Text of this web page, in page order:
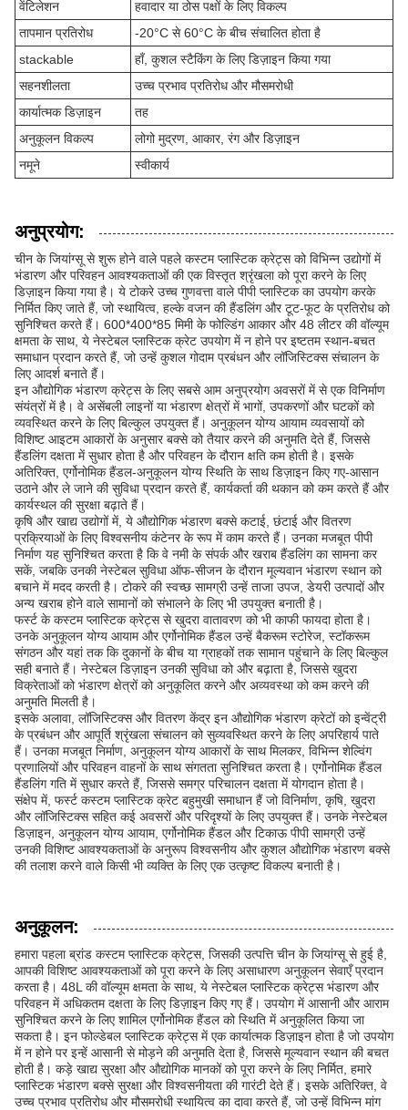
वेंटिलेशन
हवादार या ठोस पक्षों के लिए विकल्प
तापमान प्रतिरोध
-20°C से 60°C के बीच संचालित होता है
stackable
हाँ, कुशल स्टैकिंग के लिए डिज़ाइन किया गया
सहनशीलता
उच्च प्रभाव प्रतिरोध और मौसमरोधी
कार्यात्मक डिज़ाइन
तह
अनुकूलन विकल्प
लोगो मुद्रण, आकार, रंग और डिज़ाइन
नमूने
स्वीकार्य
अनुप्रयोग:
चीन के जियांग्सू से शुरू होने वाले पहले कस्टम प्लास्टिक क्रेट्स को विभिन्न उद्योगों में
भंडारण और परिवहन आवश्यकताओं की एक विस्तृत श्रृंखला को पूरा करने के लिए
डिज़ाइन किया गया है। ये टोकरे उच्च गुणवत्ता वाले पीपी प्लास्टिक का उपयोग करके
निर्मित किए जाते हैं, जो स्थायित्व, हल्के वजन की हैंडलिंग और टूट-फूट के प्रतिरोध को
सुनिश्चित करते हैं। 600*400*85 मिमी के फोल्डिंग आकार और 48 लीटर की वॉल्यूम
क्षमता के साथ, ये नेस्टेबल प्लास्टिक क्रेट उपयोग में न होने पर इष्टतम स्थान-बचत
समाधान प्रदान करते हैं, जो उन्हें कुशल गोदाम प्रबंधन और लॉजिस्टिक्स संचालन के
लिए आदर्श बनाते हैं।
इन औद्योगिक भंडारण क्रेट्स के लिए सबसे आम अनुप्रयोग अवसरों में से एक विनिर्माण
संयंत्रों में है। वे असेंबली लाइनों या भंडारण क्षेत्रों में भागों, उपकरणों और घटकों को
व्यवस्थित करने के लिए बिल्कुल उपयुक्त हैं। अनुकूलन योग्य आयाम व्यवसायों को
विशिष्ट आइटम आकारों के अनुसार बक्से को तैयार करने की अनुमति देते हैं, जिससे
हैंडलिंग दक्षता में सुधार होता है और परिवहन के दौरान क्षति कम होती है। इसके
अतिरिक्त, एर्गोनोमिक हैंडल-अनुकूलन योग्य स्थिति के साथ डिज़ाइन किए गए-आसान
उठाने और ले जाने की सुविधा प्रदान करते हैं, कार्यकर्ता की थकान को कम करते हैं और
कार्यस्थल की सुरक्षा बढ़ाते हैं।
कृषि और खाद्य उद्योगों में, ये औद्योगिक भंडारण बक्से कटाई, छंटाई और वितरण
प्रक्रियाओं के लिए विश्वसनीय कंटेनर के रूप में काम करते हैं। उनका मजबूत पीपी
निर्माण यह सुनिश्चित करता है कि वे नमी के संपर्क और खराब हैंडलिंग का सामना कर
सकें, जबकि उनकी नेस्टेबल सुविधा ऑफ-सीजन के दौरान मूल्यवान भंडारण स्थान को
बचाने में मदद करती है। टोकरे की स्वच्छ सामग्री उन्हें ताजा उपज, डेयरी उत्पादों और
अन्य खराब होने वाले सामानों को संभालने के लिए भी उपयुक्त बनाती है।
फर्स्ट के कस्टम प्लास्टिक क्रेट्स से खुदरा वातावरण को भी काफी फायदा होता है।
उनके अनुकूलन योग्य आयाम और एर्गोनोमिक हैंडल उन्हें बैकरूम स्टोरेज, स्टॉकरूम
संगठन और यहां तक ​​कि दुकानों के बीच या ग्राहकों तक सामान पहुंचाने के लिए बिल्कुल
सही बनाते हैं। नेस्टेबल डिज़ाइन उनकी सुविधा को और बढ़ाता है, जिससे खुदरा
विक्रेताओं को भंडारण क्षेत्रों को अनुकूलित करने और अव्यवस्था को कम करने की
अनुमति मिलती है।
इसके अलावा, लॉजिस्टिक्स और वितरण केंद्र इन औद्योगिक भंडारण क्रेटों को इन्वेंट्री
के प्रबंधन और आपूर्ति श्रृंखला संचालन को सुव्यवस्थित करने के लिए अपरिहार्य पाते
हैं। उनका मजबूत निर्माण, अनुकूलन योग्य आकारों के साथ मिलकर, विभिन्न शेल्विंग
प्रणालियों और परिवहन वाहनों के साथ संगतता सुनिश्चित करता है। एर्गोनोमिक हैंडल
हैंडलिंग गति में सुधार करते हैं, जिससे समग्र परिचालन दक्षता में योगदान होता है।
संक्षेप में, फर्स्ट कस्टम प्लास्टिक क्रेट बहुमुखी समाधान हैं जो विनिर्माण, कृषि, खुदरा
और लॉजिस्टिक्स सहित कई अवसरों और परिदृश्यों के लिए उपयुक्त हैं। उनके नेस्टेबल
डिज़ाइन, अनुकूलन योग्य आयाम, एर्गोनोमिक हैंडल और टिकाऊ पीपी सामग्री उन्हें
उनकी विशिष्ट आवश्यकताओं के अनुरूप विश्वसनीय और कुशल औद्योगिक भंडारण बक्से
की तलाश करने वाले किसी भी व्यक्ति के लिए एक उत्कृष्ट विकल्प बनाती है।
अनुकूलन:
हमारा पहला ब्रांड कस्टम प्लास्टिक क्रेट्स, जिसकी उत्पत्ति चीन के जियांग्सू से हुई है,
आपकी विशिष्ट आवश्यकताओं को पूरा करने के लिए असाधारण अनुकूलन सेवाएँ प्रदान
करता है। 48L की वॉल्यूम क्षमता के साथ, ये नेस्टेबल प्लास्टिक क्रेट्स भंडारण और
परिवहन में अधिकतम दक्षता के लिए डिज़ाइन किए गए हैं। उपयोग में आसानी और आराम
सुनिश्चित करने के लिए शामिल एर्गोनोमिक हैंडल को स्थिति में अनुकूलित किया जा
सकता है। इन फोल्डेबल प्लास्टिक क्रेट्स में एक कार्यात्मक डिज़ाइन होता है जो उपयोग
में न होने पर इन्हें आसानी से मोड़ने की अनुमति देता है, जिससे मूल्यवान स्थान की बचत
होती है। कड़े खाद्य सुरक्षा और औद्योगिक मानकों को पूरा करने के लिए निर्मित, हमारे
प्लास्टिक भंडारण बक्से सुरक्षा और विश्वसनीयता की गारंटी देते हैं। इसके अतिरिक्त, वे
उच्च प्रभाव प्रतिरोध और मौसमरोधी स्थायित्व का दावा करते हैं, जो उन्हें विभिन्न मांग